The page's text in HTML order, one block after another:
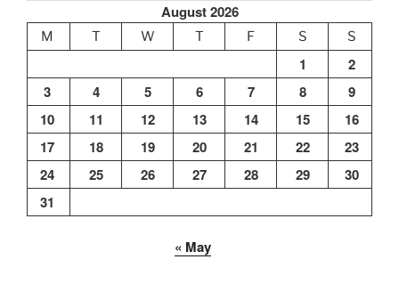
August 2026
M T W T F S S
1
2
3
4 5 6 7 8
9
10
11 12 13 14 15
16
17
18 19 20 21 22
23
24
25 26 27 28 29
30
31
« May